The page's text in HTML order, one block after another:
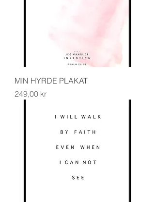
MIN HYRDE PLAKAT
Pris
249,00 kr